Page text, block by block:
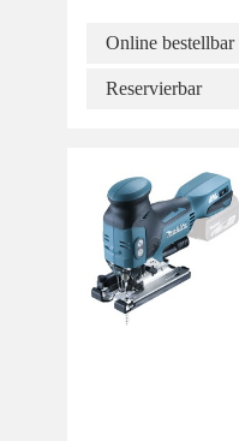
Online bestellbar
Reservierbar